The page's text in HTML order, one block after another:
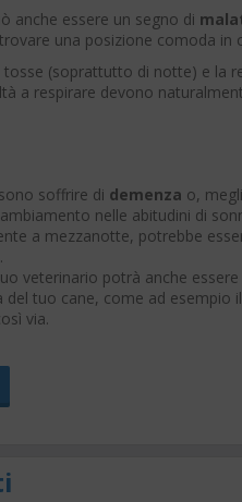
anche essere un segno di
una posizione comoda in
tosse (soprattutto di notte) e la
a respirare devono
soffrire di demenza o,
nelle abitudini di
a mezzanotte, potrebbe
veterinario potrà anche
del tuo cane, come ad
via.